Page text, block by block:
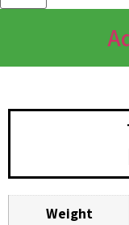
Weight